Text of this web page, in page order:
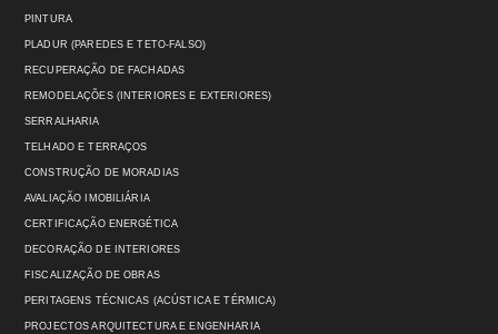
PINTURA
PLADUR (PAREDES E TETO-FALSO)
RECUPERAÇÃO DE FACHADAS
REMODELAÇÕES (INTERIORES E EXTERIORES)
SERRALHARIA
TELHADO E TERRAÇOS
CONSTRUÇÃO DE MORADIAS
AVALIAÇÃO IMOBILIÁRIA
CERTIFICAÇÃO ENERGÉTICA
DECORAÇÃO DE INTERIORES
FISCALIZAÇÃO DE OBRAS
PERITAGENS TÉCNICAS (ACÚSTICA E TÉRMICA)
PROJECTOS ARQUITECTURA E ENGENHARIA